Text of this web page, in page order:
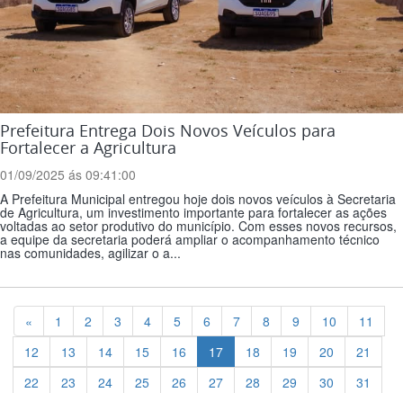
Prefeitura Entrega Dois Novos Veículos para
Fortalecer a Agricultura
01/09/2025 ás 09:41:00
A Prefeitura Municipal entregou hoje dois novos veículos à Secretaria
de Agricultura, um investimento importante para fortalecer as ações
voltadas ao setor produtivo do município. Com esses novos recursos,
a equipe da secretaria poderá ampliar o acompanhamento técnico
nas comunidades, agilizar o a...
« Previous
1 2 3 4 5 6 7 8 9 10
11
12
13 14 15 16 17 18 19 20
21
22
23 24 25 26 27 28 29 30
31